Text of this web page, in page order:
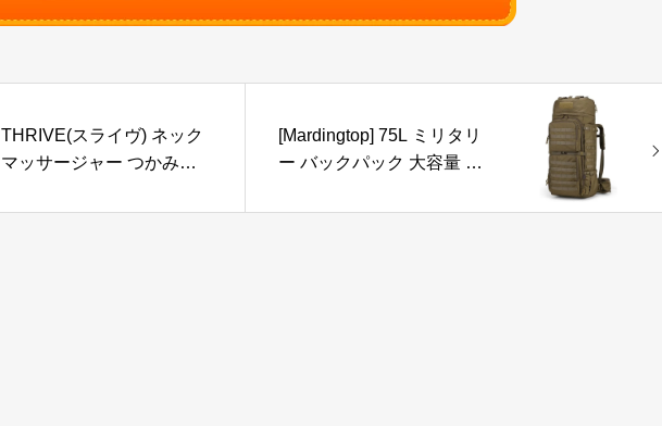
THRIVE(スライヴ) ネック
マッサージャー つかみも
ター機能搭載) 「通販限定
[Mardingtop] 75L ミリタリ
ー バックパック 大容量 登
バッグ MOLLE 軍用 リュ